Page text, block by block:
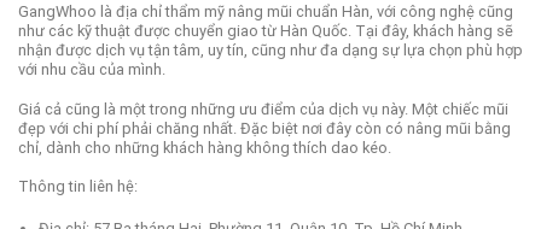
GangWhoo là địa chỉ thẩm mỹ nâng mũi chuẩn Hàn, với công nghệ cũng
như các kỹ thuật được chuyển giao từ Hàn Quốc. Tại đây, khách hàng sẽ
nhận được dịch vụ tận tâm, uy tín, cũng như đa dạng sự lựa chọn phù hợp
với nhu cầu của mình.
Giá cả cũng là một trong những ưu điểm của dịch vụ này. Một chiếc mũi
đẹp với chi phí phải chăng nhất. Đặc biệt nơi đây còn có nâng mũi bằng
chỉ, dành cho những khách hàng không thích dao kéo.
Thông tin liên hệ: